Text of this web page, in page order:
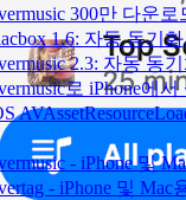
300만 다운
1.6: 자동 동기
2.3: 자동 동
로 iPhone에
- iPhone 및
- iPhone 및 Mac